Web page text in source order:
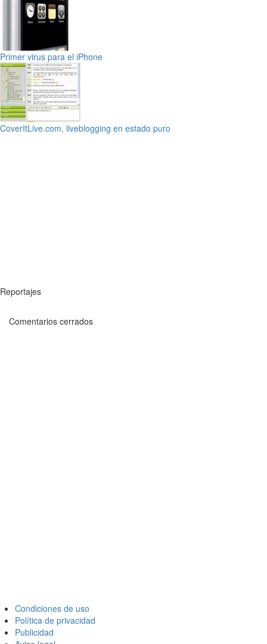
Primer virus para el iPhone
CoverItLive.com, liveblogging en estado puro
Reportajes
Comentarios cerrados
Condiciones de uso
Política de privacidad
Publicidad